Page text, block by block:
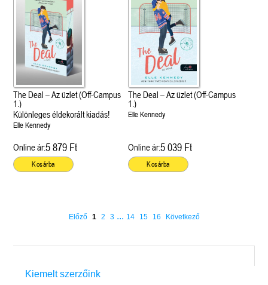
The Deal – Az üzlet (Off-Campus
1.)
Különleges éldekorált kiadás!
Elle Kennedy
Online ár:5 879 Ft
Kosárba
The Deal – Az üzlet (Off-Campus
1.)
Elle Kennedy
Online ár:5 039 Ft
Kosárba
Előző 1 2 3 ... 14 15 16 Következő
Kiemelt szerzőink